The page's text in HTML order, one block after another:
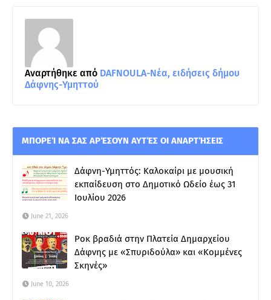
Αναρτήθηκε από DAFNOULA-Νέα, ειδήσεις δήμου
Δάφνης-Υμηττού
ΜΠΟΡΕΊ ΝΑ ΣΑΣ ΑΡΈΣΟΥΝ ΑΥΤΈΣ ΟΙ ΑΝΑΡΤΉΣΕΙΣ
Δάφνη-Υμηττός: Καλοκαίρι με μουσική
εκπαίδευση στο Δημοτικό Ωδείο έως 31
Ιουλίου 2026
June 21, 2026
Ροκ βραδιά στην Πλατεία Δημαρχείου
Δάφνης με «Σπυριδούλα» και «Κομμένες
Σκηνές»
June 10, 2026